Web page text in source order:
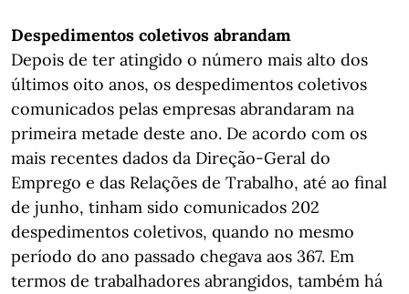
Despedimentos coletivos abrandam
Depois de ter atingido o número mais alto dos
últimos oito anos, os despedimentos coletivos
comunicados pelas empresas abrandaram na
primeira metade deste ano. De acordo com os
mais recentes dados da Direção-Geral do
Emprego e das Relações de Trabalho, até ao final
de junho, tinham sido comunicados 202
despedimentos coletivos, quando no mesmo
período do ano passado chegava aos 367. Em
termos de trabalhadores abrangidos, também há